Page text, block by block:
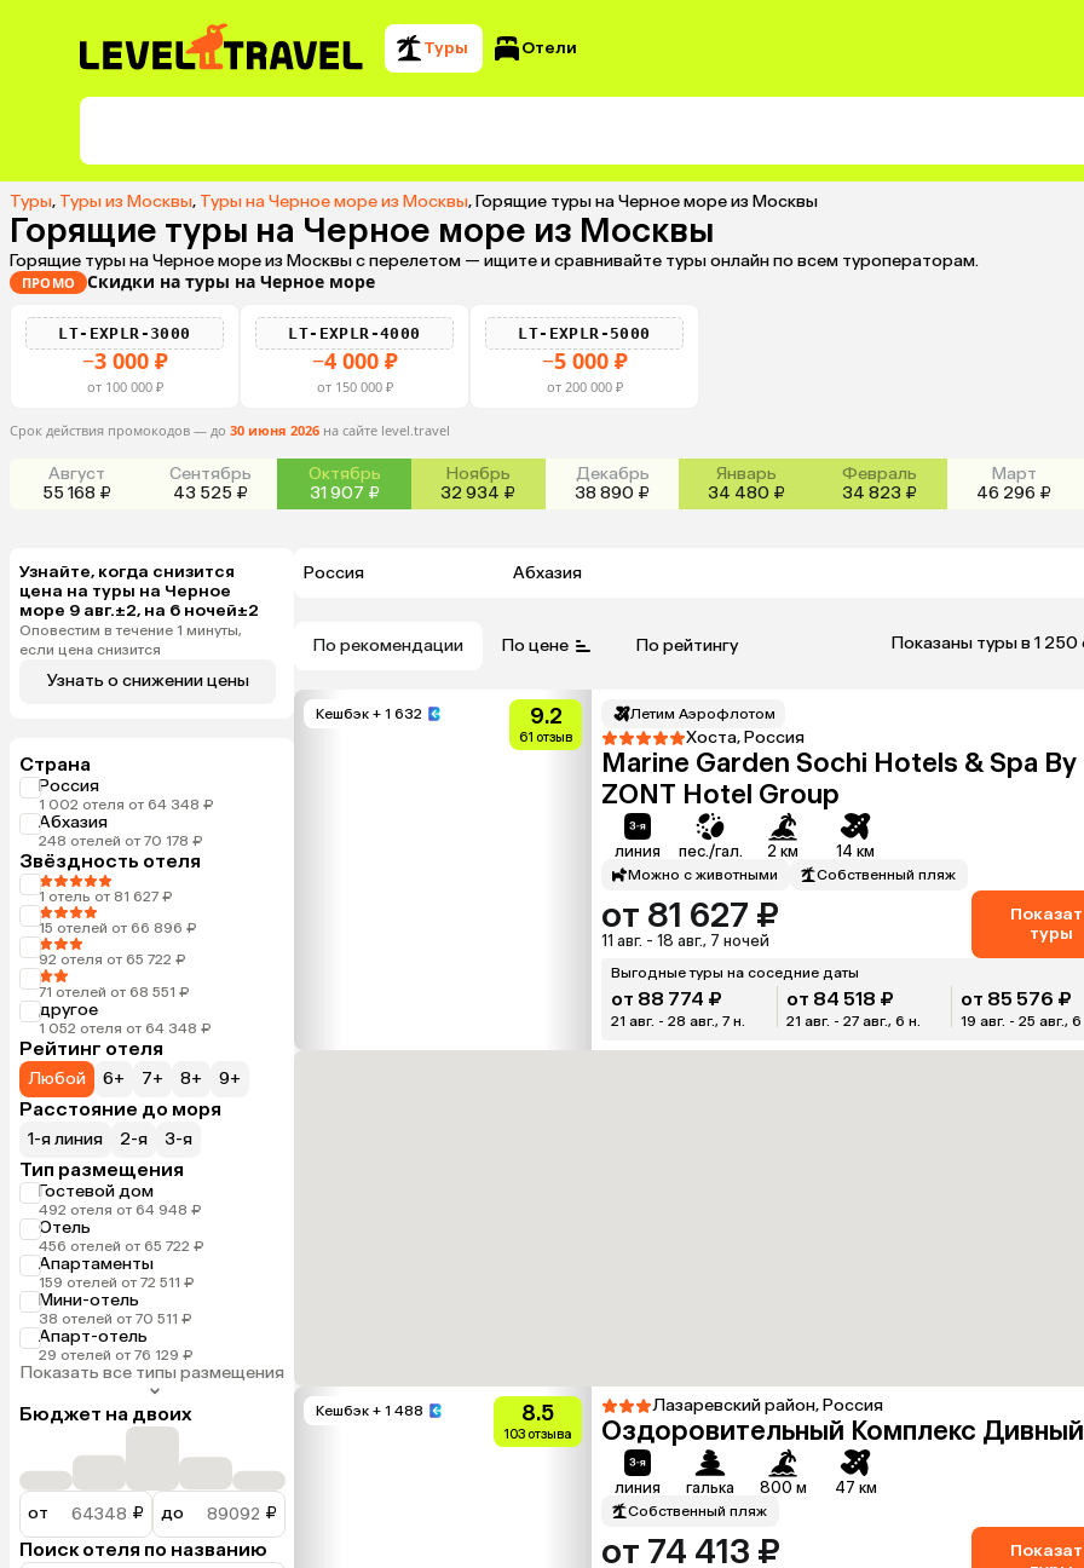
Туры Отели
Туры, Туры из Москвы, Туры на Черное море из Москвы,Горящие туры на Черное море из Москвы
Горящие туры на Черное море из Москвы
Горящие туры на Черное море из Москвы с перелетом — ищите и сравнивайте туры онлайн по всем туроператорам.
ПРОМО Скидки на туры на Черное море
LT-EXPLR-3000
−3 000 ₽
от 100 000 ₽
LT-EXPLR-4000
−4 000 ₽
от 150 000 ₽
LT-EXPLR-5000
−5 000 ₽
от 200 000 ₽
Срок действия промокодов — до 30 июня 2026 на сайте level.travel
Август
55 168 ₽
Сентябрь
43 525 ₽
Октябрь
31 907 ₽
Ноябрь
32 934 ₽
Декабрь
38 890 ₽
Январь
34 480 ₽
Февраль
34 823 ₽
Март
46 296 ₽
Узнайте, когда снизится
цена на туры на Черное
море 9 авг.±2, на 6 ночей±2
Оповестим в течение 1 минуты,
если цена снизится
Узнать о снижении цены
Страна
Россия
1 002 отеля от 64 348 ₽
Абхазия
248 отелей от 70 178 ₽
Звёздность отеля
1 отель от 81 627 ₽
15 отелей от 66 896 ₽
92 отеля от 65 722 ₽
71 отелей от 68 551 ₽
другое
1 052 отеля от 64 348 ₽
Рейтинг отеля
Любой 6+ 7+ 8+ 9+
Расстояние до моря
1-я линия 2-я 3-я
Тип размещения
Гостевой дом
492 отеля от 64 948 ₽
Отель
456 отелей от 65 722 ₽
Апартаменты
159 отелей от 72 511 ₽
Мини-отель
38 отелей от 70 511 ₽
Апарт-отель
29 отелей от 76 129 ₽
Показать все типы размещения
Бюджет на двоих
от ₽ до ₽
Поиск отеля по названию
Россия Абхазия
По рекомендации По цене По рейтингу Показаны туры в 1 250
Кешбэк + 1 632 9.2
61 отзыв
Летим Аэрофлотом
Хоста, Россия
Marine Garden Sochi Hotels & Spa By
ZONT Hotel Group
линия пес./гал. 2 км 14 км
Можно с животными Собственный пляж
от 81 627 ₽
11 авг. - 18 авг., 7 ночей
туры
Выгодные туры на соседние даты
от 88 774 ₽
21 авг. - 28 авг., 7 н.
от 84 518 ₽
21 авг. - 27 авг., 6 н.
от 85 576 ₽
19 авг. - 25 авг.,
Кешбэк + 1 488 8.5
103 отзыва
Лазаревский район, Россия
Оздоровительный Комплекс Дивный
линия галька 800 м 47 км
Собственный пляж
от 74 413 ₽